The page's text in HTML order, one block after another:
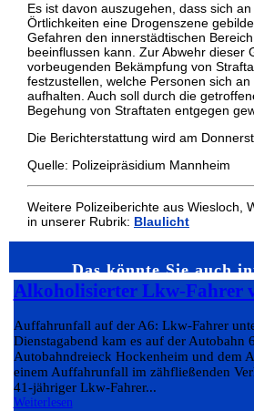
Es ist davon auszugehen, dass sich
Örtlichkeiten eine Drogenszene
Gefahren den innerstädtischen
beeinflussen kann. Zur Abwehr dieser
vorbeugenden Bekämpfung von
festzustellen, welche Personen sich
aufhalten. Auch soll durch die
Begehung von Straftaten entgegen
Die Berichterstattung wird am
Quelle: Polizeipräsidium Mannheim
Weitere Polizeiberichte aus Wiesloch,
in unserer Rubrik: Blaulicht
Das könnte Sie auch
Alkoholisierter Lkw-Fahrer
Auffahrunfall auf der A6: Lkw-Fahrer
Dienstagabend kam es auf der Autobahn
Autobahndreieck Hockenheim und dem
einem Auffahrunfall im zähfließenden
41-jähriger Lkw-Fahrer...
Weiterlesen